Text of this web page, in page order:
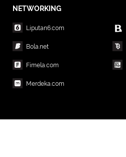
NETWORKING
Liputan6.com
Bola.net
Fimela.com
Merdeka.com